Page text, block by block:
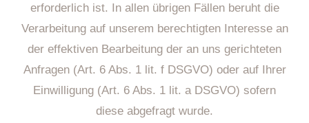
erforderlich ist. In allen übrigen Fällen beruht die
Verarbeitung auf unserem berechtigten Interesse an
der effektiven Bearbeitung der an uns gerichteten
Anfragen (Art. 6 Abs. 1 lit. f DSGVO) oder auf Ihrer
Einwilligung (Art. 6 Abs. 1 lit. a DSGVO) sofern
diese abgefragt wurde.